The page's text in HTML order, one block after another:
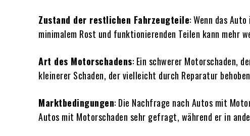
Zustand der restlichen Fahrzeugteile: Wenn das
minimalem Rost und funktionierenden Teilen kann mehr
Art des Motorschadens: Ein schwerer Motorschaden,
kleinerer Schaden, der vielleicht durch Reparatur
Marktbedingungen: Die Nachfrage nach Autos mit
Autos mit Motorschaden sehr gefragt, während er in